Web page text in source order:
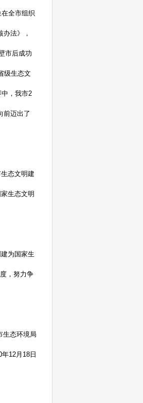
全市组织
法》，
市后成功
级生态文
，我市2
前迈出了
态文明建
生态文明
为国家生
，努力争
生态环境局
年12月18日